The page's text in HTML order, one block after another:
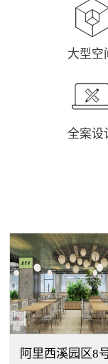
大型空
全案设